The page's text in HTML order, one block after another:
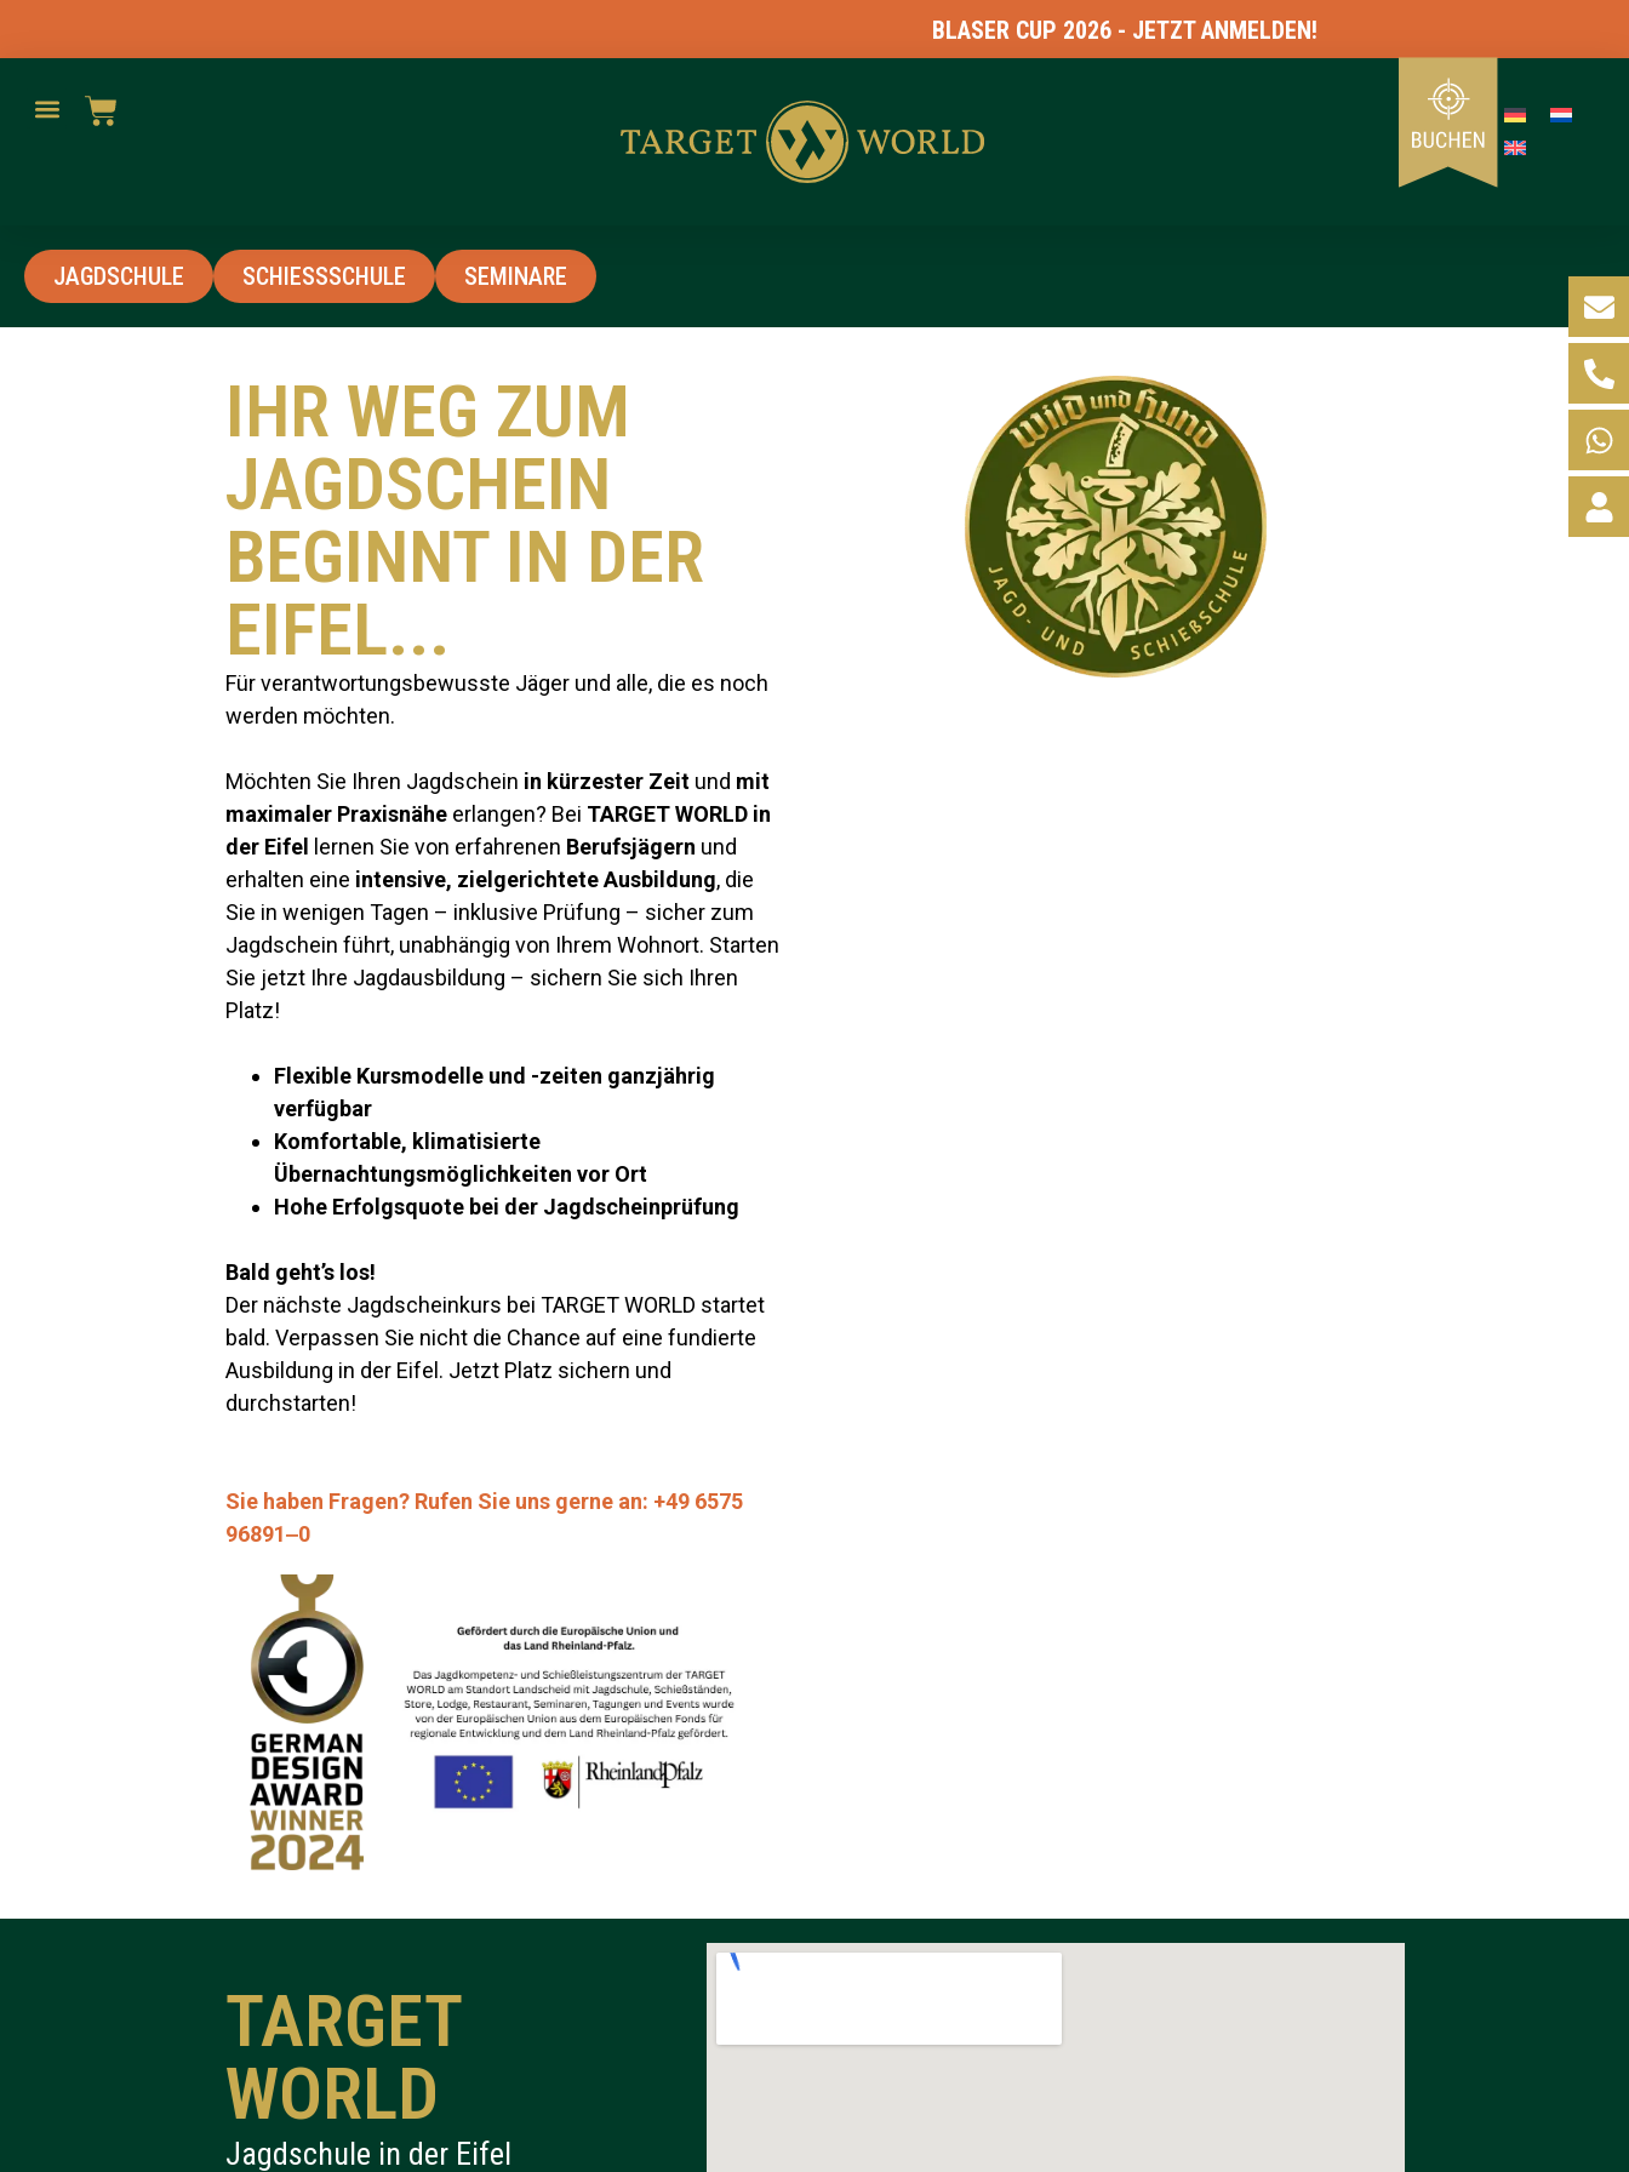
BLASER CUP 2026 - JETZT ANMELDEN!
JAGDSCHULE SCHIESSSCHULE SEMINARE
IHR WEG ZUM
JAGDSCHEIN
BEGINNT IN DER
EIFEL...
Für verantwortungsbewusste Jäger und alle, die es noch
werden möchten.
Möchten Sie Ihren Jagdschein in kürzester Zeitund mit
maximaler Praxisnäheerlangen? Bei TARGET WORLD in
der Eifel
lernen Sie von erfahrenen Berufsjägern und
erhalten eine intensive, zielgerichtete Ausbildung, die
Sie in wenigen Tagen – inklusive Prüfung – sicher zum
Jagdschein führt, unabhängig von Ihrem Wohnort. Starten
Sie jetzt Ihre Jagdausbildung – sichern Sie sich Ihren
Platz!
Flexible Kursmodelle und -zeiten ganzjährig
verfügbar
Komfortable, klimatisierte
Übernachtungsmöglichkeiten vor Ort
Hohe Erfolgsquote bei der Jagdscheinprüfung
Bald geht’s los!
Der nächste Jagdscheinkurs bei TARGET WORLD startet
bald. Verpassen Sie nicht die Chance auf eine fundierte
Ausbildung in der Eifel. Jetzt Platz sichern und
durchstarten!
Sie haben Fragen? Rufen Sie uns gerne an: +49 6575
96891‒0
TARGET
WORLD
Jagdschule in der Eifel